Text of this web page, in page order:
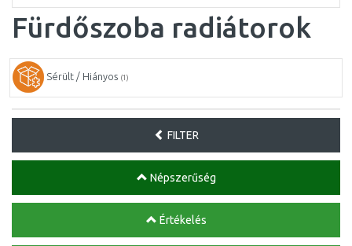
Fürdőszoba radiátorok
Sérült / Hiányos (1)
FILTER
Népszerűség
Értékelés